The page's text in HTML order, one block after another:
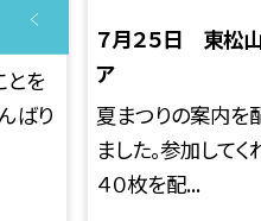
とを
ばり
７月２５日 東松
ア
夏まつりの案内を
ました。参加して
４０枚を配...